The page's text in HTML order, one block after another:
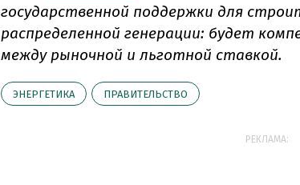
государственной поддержки для
распределенной генерации: будет
между рыночной и льготной ставкой.
ЭНЕРГЕТИКА ПРАВИТЕЛЬСТВО
РЕКЛАМА: